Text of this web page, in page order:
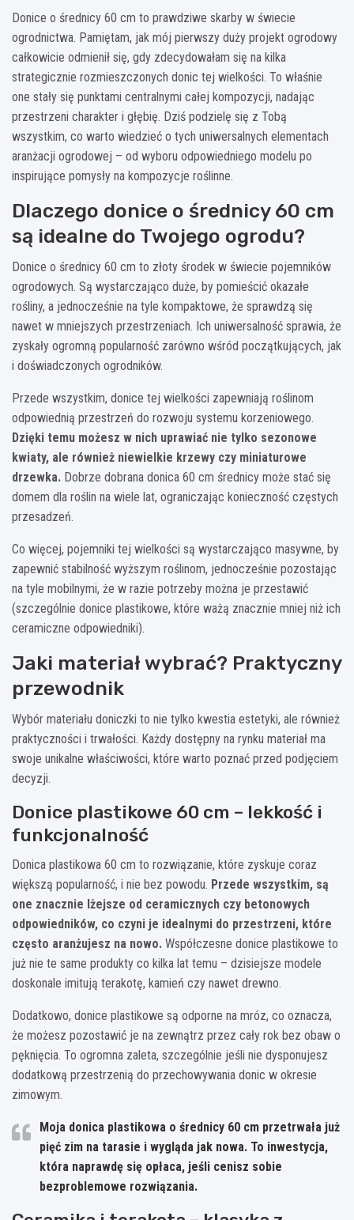
Donice o średnicy 60 cm to prawdziwe skarby w świecie
ogrodnictwa. Pamiętam, jak mój pierwszy duży projekt ogrodowy
całkowicie odmienił się, gdy zdecydowałam się na kilka
strategicznie rozmieszczonych donic tej wielkości. To właśnie
one stały się punktami centralnymi całej kompozycji, nadając
przestrzeni charakter i głębię. Dziś podzielę się z Tobą
wszystkim, co warto wiedzieć o tych uniwersalnych elementach
aranżacji ogrodowej – od wyboru odpowiedniego modelu po
inspirujące pomysły na kompozycje roślinne.
Dlaczego donice o średnicy 60 cm
są idealne do Twojego ogrodu?
Donice o średnicy 60 cm to złoty środek w świecie pojemników
ogrodowych. Są wystarczająco duże, by pomieścić okazałe
rośliny, a jednocześnie na tyle kompaktowe, że sprawdzą się
nawet w mniejszych przestrzeniach. Ich uniwersalność sprawia, że
zyskały ogromną popularność zarówno wśród początkujących, jak
i doświadczonych ogrodników.
Przede wszystkim, donice tej wielkości zapewniają roślinom
odpowiednią przestrzeń do rozwoju systemu korzeniowego.
Dzięki temu możesz w nich uprawiać nie tylko sezonowe
kwiaty, ale również niewielkie krzewy czy miniaturowe
drzewka. Dobrze dobrana donica 60 cm średnicy może stać się
domem dla roślin na wiele lat, ograniczając konieczność częstych
przesadzeń.
Co więcej, pojemniki tej wielkości są wystarczająco masywne, by
zapewnić stabilność wyższym roślinom, jednocześnie pozostając
na tyle mobilnymi, że w razie potrzeby można je przestawić
(szczególnie donice plastikowe, które ważą znacznie mniej niż ich
ceramiczne odpowiedniki).
Jaki materiał wybrać? Praktyczny
przewodnik
Wybór materiału doniczki to nie tylko kwestia estetyki, ale również
praktyczności i trwałości. Każdy dostępny na rynku materiał ma
swoje unikalne właściwości, które warto poznać przed podjęciem
decyzji.
Donice plastikowe 60 cm – lekkość i
funkcjonalność
Donica plastikowa 60 cm to rozwiązanie, które zyskuje coraz
większą popularność, i nie bez powodu. Przede wszystkim, są
one znacznie lżejsze od ceramicznych czy betonowych
odpowiedników, co czyni je idealnymi do przestrzeni, które
często aranżujesz na nowo. Współczesne donice plastikowe to
już nie te same produkty co kilka lat temu – dzisiejsze modele
doskonale imitują terakotę, kamień czy nawet drewno.
Dodatkowo, donice plastikowe są odporne na mróz, co oznacza,
że możesz pozostawić je na zewnątrz przez cały rok bez obaw o
pęknięcia. To ogromna zaleta, szczególnie jeśli nie dysponujesz
dodatkową przestrzenią do przechowywania donic w okresie
zimowym.
Moja donica plastikowa o średnicy 60 cm przetrwała już
pięć zim na tarasie i wygląda jak nowa. To inwestycja,
która naprawdę się opłaca, jeśli cenisz sobie
bezproblemowe rozwiązania.